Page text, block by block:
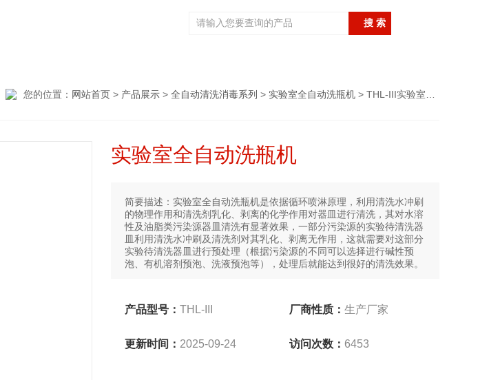
您的位置： 网站首页 > 产品展示 > 全自动清洗消毒系列 > 实验室全自动洗瓶机 > THL-III实验室全自动洗瓶机
实验室全自动洗瓶机
简要描述： 实验室全自动洗瓶机是依据循环喷淋原理，利用清洗水冲刷
的物理作用和清洗剂乳化、剥离的化学作用对器皿进行清洗，其对水溶
性及油脂类污染源器皿清洗有显著效果，一部分污染源的实验待清洗器
皿利用清洗水冲刷及清洗剂对其乳化、剥离无作用，这就需要对这部分
实验待清洗器皿进行预处理（根据污染源的不同可以选择进行碱性预
泡、有机溶剂预泡、洗液预泡等），处理后就能达到很好的清洗效果。
产品型号： THL-III 厂商性质： 生产厂家
更新时间： 2025-09-24 访问次数： 6453